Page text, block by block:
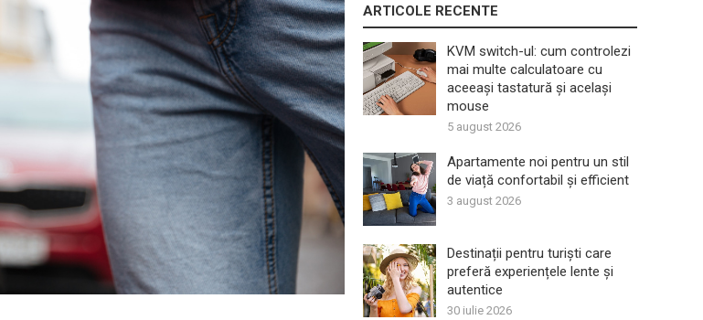
ARTICOLE RECENTE
KVM switch-ul: cum controlezi
mai multe calculatoare cu
aceeași tastatură și același
mouse
5 august 2026
Apartamente noi pentru un stil
de viață confortabil și efficient
3 august 2026
Destinații pentru turiști care
preferă experiențele lente și
autentice
30 iulie 2026